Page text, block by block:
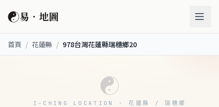
☯易．地圖
首頁 / 花蓮縣 / 978台灣花蓮縣瑞穗鄉20
☯
I-CHING LOCATION · 花蓮縣 / 瑞穗鄉